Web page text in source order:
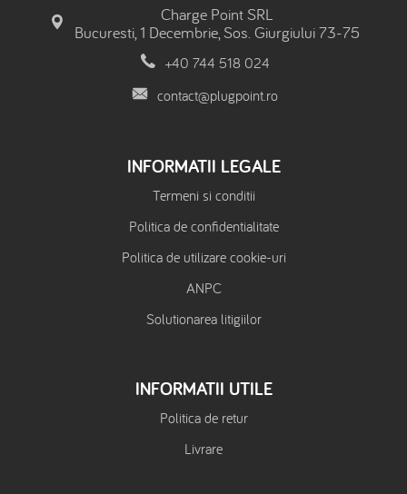
Charge Point SRL
Bucuresti, 1 Decembrie, Sos. Giurgiului 73-75
+40 744 518 024
contact@plugpoint.ro
INFORMATII LEGALE
Termeni si conditii
Politica de confidentialitate
Politica de utilizare cookie-uri
ANPC
Solutionarea litigiilor
INFORMATII UTILE
Politica de retur
Livrare